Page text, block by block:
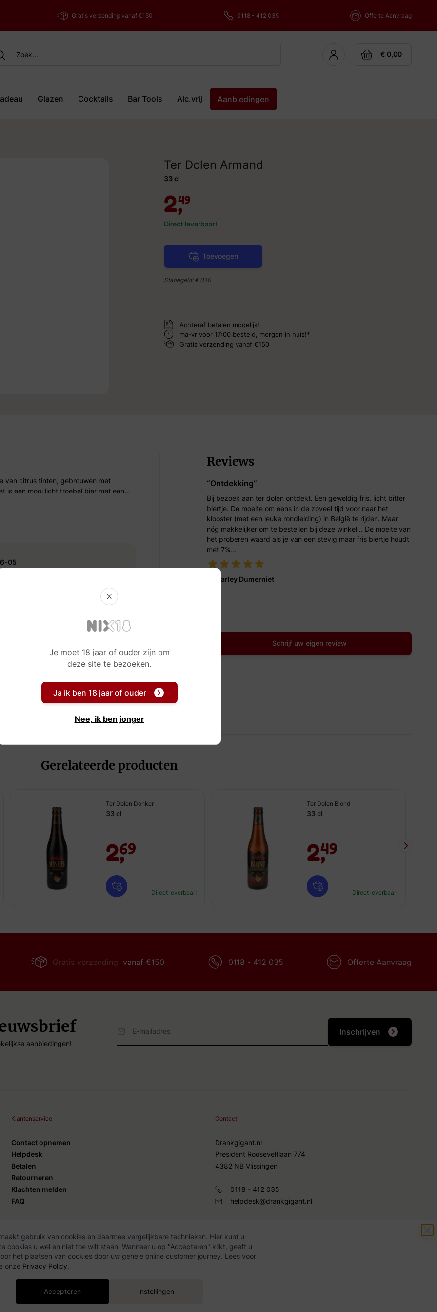
gebruik van cookies en daarmee vergelijkbare technieken. Hier kunt u
cookies u wel en niet toe wilt staan. Wanneer u op "Accepteren" klikt, geeft u
het plaatsen van cookies door uw gehele online customer journey. Lees voor
onze Privacy Policy.
Accepteren Instellingen
Gratis verzending vanaf €150 0118 - 412 035 Offerte Aanvraag
Cart
€ 0,00
Glazen Cocktails Bar Tools Alc.vrij Aanbiedingen
Ter Dolen Armand
33 cl
2,49
Direct leverbaar!
Toevoegen
Statiegeld: € 0,10
Achteraf betalen mogelijk!
ma-vr voor 17:00 besteld, morgen in huis!*
Gratis verzending vanaf €150
van citrus tinten, gebrouwen met
is een mooi licht troebel bier met een
05
Reviews
“Ontdekking”
Bij bezoek aan ter dolen ontdekt. Een geweldig fris, licht bitter
biertje. De moeite om eens in de zoveel tijd voor naar het
klooster (met een leuke rondleiding) in België te rijden. Maar
nóg makkelijker om te bestellen bij deze winkel... De moeite van
het proberen waard als je van een stevig maar fris biertje houdt
met 7%...
- Charley Dumerniet
Schrijf uw eigen review
Gerelateerde producten
Ter Dolen Donker
33 cl
2,69
Direct leverbaar!
Ter Dolen Blond
33 cl
2,49
Direct leverbaar!
Gratis verzending vanaf €150 0118 - 412 035 Offerte Aanvraag
aanbiedingen!
Inschrijven
Klantenservice
Contact opnemen
Helpdesk
Betalen
Retourneren
Klachten melden
FAQ
Contact
Drankgigant.nl
President Rooseveltlaan 774
4382 NB Vlissingen
0118 - 412 035
helpdesk@drankgigant.nl
Policy
X
Je moet 18 jaar of ouder zijn om
deze site te bezoeken.
Ja ik ben 18 jaar of ouder
Nee, ik ben jonger